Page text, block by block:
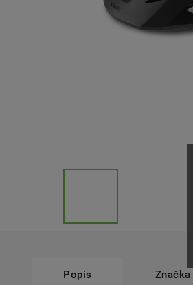
Popis Značka